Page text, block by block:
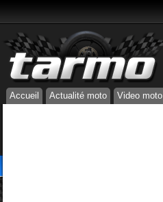
Accueil Actualité moto Video moto